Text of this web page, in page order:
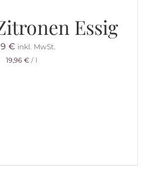
Essig
€ inkl. MwSt.
19,96 € / l